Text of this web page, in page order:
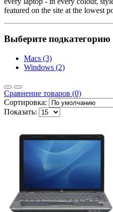
featured on the site at the lowest
Выберите подкатегорию
Macs (3)
Windows (2)
Сравнение товаров (0)
Сортировка:
Показать: